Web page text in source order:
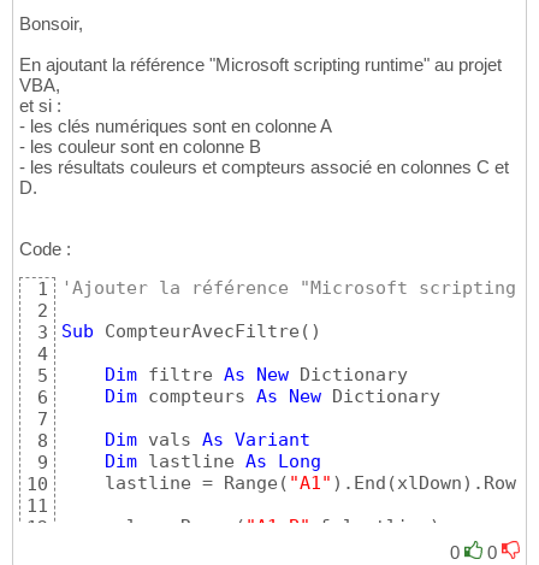
Bonsoir,
En ajoutant la référence "Microsoft scripting runtime" au projet
VBA,
et si :
- les clés numériques sont en colonne A
- les couleur sont en colonne B
- les résultats couleurs et compteurs associé en colonnes C et
D.
Code :
1
2
3
4
5
6
7
8
9
10
11
12
'Ajouter la référence "Microsoft scripting
Sub CompteurAvecFiltre ( )
Dim filtre As New Dictionary
Dim compteurs As New Dictionary
Dim vals As Variant
Dim lastline As
Long
    lastline = Range
( "A1" ) .End (xlDown) .Row
    vals = Range
( "A1:B" & lastline
)
0 0